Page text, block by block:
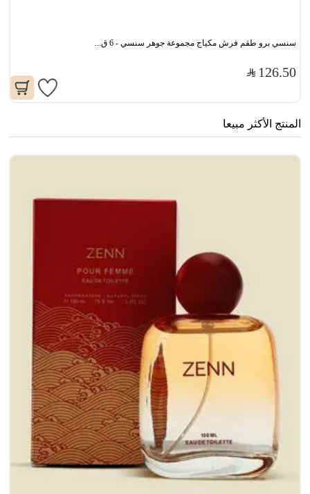
سنسي برو طقم فرش مكياج مجموعة جوهر سنسي - 6 ق...
126.50
المنتج الأكثر مبيعا